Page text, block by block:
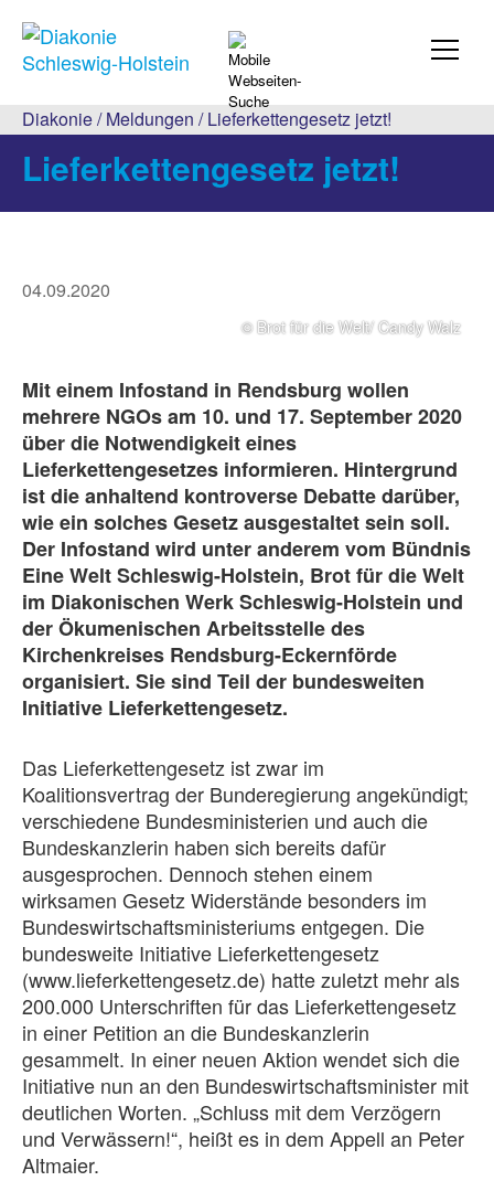
Diakonie/Meldungen / Lieferkettengesetz jetzt!
Lieferkettengesetz jetzt!
04.09.2020
© Brot für die Welt/ Candy Walz
Mit einem Infostand in Rendsburg wollen
mehrere NGOs am 10. und 17. September 2020
über die Notwendigkeit eines
Lieferkettengesetzes informieren. Hintergrund
ist die anhaltend kontroverse Debatte darüber,
wie ein solches Gesetz ausgestaltet sein soll.
Der Infostand wird unter anderem vom Bündnis
Eine Welt Schleswig-Holstein, Brot für die Welt
im Diakonischen Werk Schleswig-Holstein und
der Ökumenischen Arbeitsstelle des
Kirchenkreises Rendsburg-Eckernförde
organisiert. Sie sind Teil der bundesweiten
Initiative Lieferkettengesetz.
Das Lieferkettengesetz ist zwar im
Koalitionsvertrag der Bunderegierung angekündigt;
verschiedene Bundesministerien und auch die
Bundeskanzlerin haben sich bereits dafür
ausgesprochen. Dennoch stehen einem
wirksamen Gesetz Widerstände besonders im
Bundeswirtschaftsministeriums entgegen. Die
bundesweite Initiative Lieferkettengesetz
(www.lieferkettengesetz.de) hatte zuletzt mehr als
200.000 Unterschriften für das Lieferkettengesetz
in einer Petition an die Bundeskanzlerin
gesammelt. In einer neuen Aktion wendet sich die
Initiative nun an den Bundeswirtschaftsminister mit
deutlichen Worten. „Schluss mit dem Verzögern
und Verwässern!“, heißt es in dem Appell an Peter
Altmaier.